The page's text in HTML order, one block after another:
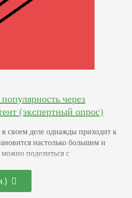
через
(экспертный опрос)
своем деле однажды приходит к
настолько большим и
поделиться с
а также со всеми, кому это
SEO-эксперты не